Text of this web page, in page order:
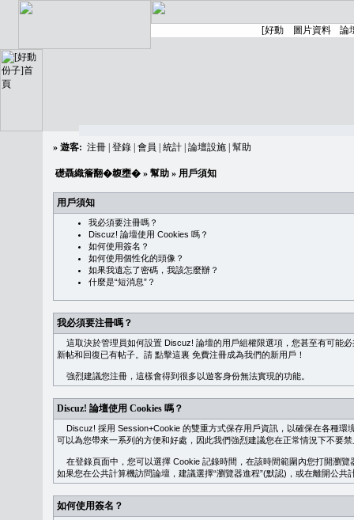
» 遊客: 注冊 登錄 會員 統計 論壇設施 幫助
礎聶織簷翻�䪖壅� » 幫助 » 用戶須知
用戶須知
我必須要注冊嗎？
Discuz! 論壇使用 Cookies 嗎？
如何使用簽名？
如何使用個性化的頭像？
如果我遺忘了密碼，我該怎麼辦？
什麼是“短消息”？
我必須要注冊嗎？
這取決於管理員如何設置 Discuz! 論壇的用戶組權限選項，您甚至有可能
新帖和回復已有帖子。請 點擊這裏 免費注冊成為我們的新用戶！
強烈建議您注冊，這樣會得到很多以遊客身份無法實現的功能。
Discuz! 論壇使用 Cookies 嗎？
Discuz! 採用 Session+Cookie 的雙重方式保存用戶資訊，以確保在各種環
可以為您帶來一系列的方便和好處，因此我們強烈建議您在正常情況下不要
在登錄頁面中，您可以選擇 Cookie 記錄時間，在該時間範圍內您打開瀏
如果您在公共計算機訪問論壇，建議選擇“瀏覽器進程”(默認)，或在離開公共
如何使用簽名？